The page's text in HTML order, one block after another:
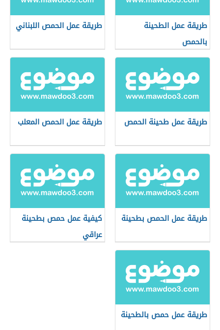
طريقة عمل الطحينة
بالحمص
طريقة عمل الحمص اللبناني
طريقة عمل طحينة الحمص طريقة عمل الحمص المعلب
طريقة عمل الحمص بطحينة
كيفية عمل حمص بطحينة
عراقي
طريقة عمل حمص بالطحينة